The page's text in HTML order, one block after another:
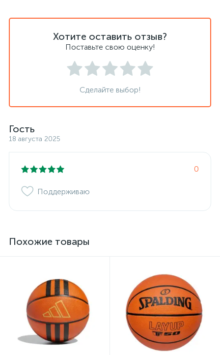
Хотите оставить отзыв?
Поставьте свою оценку!
Сделайте выбор!
Гость
18 августа 2025
0
Поддерживаю
Похожие товары